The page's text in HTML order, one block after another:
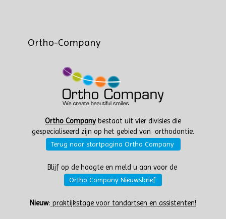
Ortho-Company
Ortho Companybestaat uit vier divisies die
gespecialiseerd zijn op het gebied van orthodontie.
Terug naar startpagina Ortho Company
Blijf op de hoogte en meld u aan voor de
Ortho Company Nieuwsbrief
Nieuw: praktijkstage voor tandartsen en assistenten!